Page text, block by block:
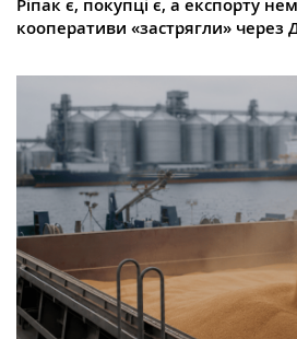
кооперативи «застрягли» через